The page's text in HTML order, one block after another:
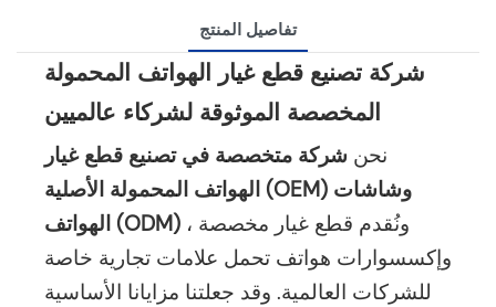
تفاصيل المنتج
شركة تصنيع قطع غيار الهواتف المحمولة
المخصصة الموثوقة لشركاء عالميين
نحن شركة متخصصة في تصنيع قطع غيار
الهواتف المحمولة الأصلية (OEM) وشاشات
الهواتف (ODM) ، ونُقدم قطع غيار مخصصة
وإكسسوارات هواتف تحمل علامات تجارية خاصة
للشركات العالمية. وقد جعلتنا مزايانا الأساسية